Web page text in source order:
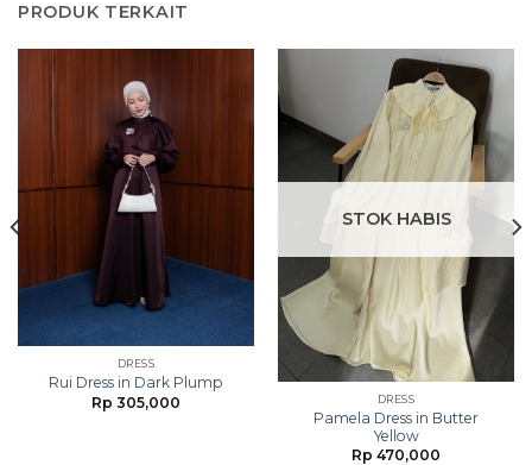
PRODUK TERKAIT
DRESS
Rui Dress in Dark Plump
Rp 305,000
STOK HABIS
DRESS
Pamela Dress in Butter
Yellow
Rp 470,000